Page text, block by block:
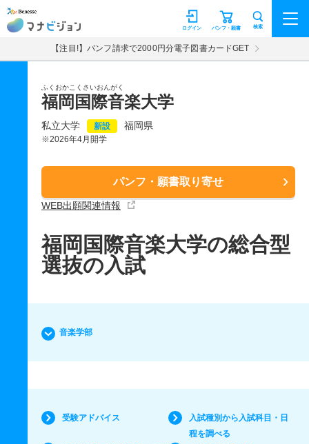
マナビジョン パンフ・願書
ログイン 検索
【注目!】パンフ請求で2000円分電子図書カードGET
ふくおかこくさいおんがく
福岡国際音楽大学
私立大学 新設 福岡県
※2026年4月開学
パンフ・願書取り寄せ
WEB出願関連情報
福岡国際音楽大学の総合型
選抜の入試
音楽学部
受験アドバイス
入試種別から入試科目・日
程を調べる